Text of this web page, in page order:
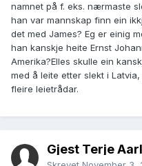
namnet på f. eks. nærmaste
han var mannskap finn ein
det med James? Eg er einig
han kanskje heite Ernst
Amerika?Elles skulle ein
med å leite etter slekt i
fleire leietrådar.
Gjest Terje